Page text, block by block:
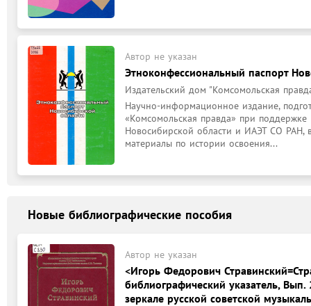
Автор не указан
Этноконфессиональный паспорт
Издательский дом "Комсомольская
Научно-информационное издание,
«Комсомольская правда» при
Новосибирской области и ИАЭТ СО РАН,
материалы по истории освоения...
Новые библиографические пособия
Автор не указан
<Игорь Федорович
библиографический указатель,
зеркале русской советской